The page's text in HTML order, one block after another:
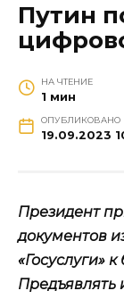
Путин
НА ЧТЕНИЕ
1 мин
ОПУБЛИКОВАНО
19.09.2023
Президент
документов
«Госуслуги»
Предъявлять